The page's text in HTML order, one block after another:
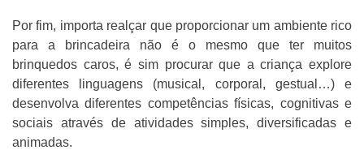
Por fim, importa realçar que proporcionar um ambiente rico
para a brincadeira não é o mesmo que ter muitos
brinquedos caros, é sim procurar que a criança explore
diferentes linguagens (musical, corporal, gestual…) e
desenvolva diferentes competências físicas, cognitivas e
sociais através de atividades simples, diversificadas e
animadas.